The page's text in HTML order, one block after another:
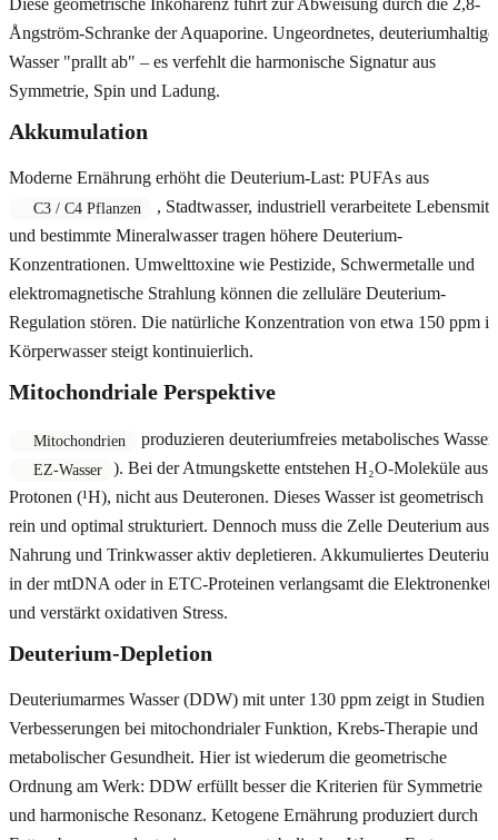
Ångström-Schranke der Aquaporine. Ungeordnetes,
Wasser "prallt ab" – es verfehlt die harmonische Signatur aus
Symmetrie, Spin und Ladung.
Akkumulation
Moderne Ernährung erhöht die Deuterium-Last: PUFAs aus
C3 / C4 Pflanzen
, Stadtwasser, industriell verarbeitete
und bestimmte Mineralwasser tragen höhere Deuterium-
Konzentrationen. Umwelttoxine wie Pestizide, Schwermetalle und
elektromagnetische Strahlung können die zelluläre Deuterium-
Regulation stören. Die natürliche Konzentration von etwa 150 ppm
Körperwasser steigt kontinuierlich.
Mitochondriale Perspektive
Mitochondrien produzieren deuteriumfreies metabolisches Wasser
EZ-Wasser
). Bei der Atmungskette entstehen H₂O-Moleküle aus
Protonen (¹H), nicht aus Deuteronen. Dieses Wasser ist geometrisch
rein und optimal strukturiert. Dennoch muss die Zelle Deuterium aus
Nahrung und Trinkwasser aktiv depletieren. Akkumuliertes
in der mtDNA oder in ETC-Proteinen verlangsamt die
und verstärkt oxidativen Stress.
Deuterium-Depletion
Deuteriumarmes Wasser (DDW) mit unter 130 ppm zeigt in Studien
Verbesserungen bei mitochondrialer Funktion, Krebs-Therapie und
metabolischer Gesundheit. Hier ist wiederum die geometrische
Ordnung am Werk: DDW erfüllt besser die Kriterien für Symmetrie
und harmonische Resonanz. Ketogene Ernährung produziert durch